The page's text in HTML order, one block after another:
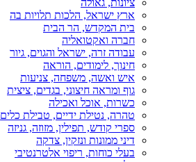
ציונות, גאולה
ארץ ישראל, הלכות תלויות בה
בית המקדש, הר הבית
חברה ואקטואליה
עבודה זרה, ישראל והגוים, גיור
חינוך, לימודים, הוראה
איש ואשה, משפחה, צניעות
גוף ומראה חיצוני, בגדים, ציצית
כשרות, אוכל ואכילה
טהרה, נטילת ידיים, טבילת כלים
ספרי קודש, תפילין, מזוזה, גניזה
דיני ממונות ונזקין, צדקה
בעלי כוחות, ריפוי אלטרנטיבי